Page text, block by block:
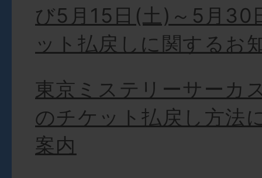
び5月15日(土)～5月30
ット払戻しに関するお
東京ミステリーサーカ
のチケット払戻し方法
案内